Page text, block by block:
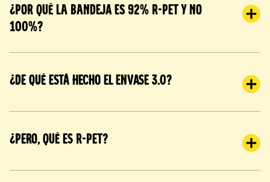
¿Por qué la bandeja es 92% R-PET y no
100%?
¿De qué está hecho el envase 3.0?
¿Pero, qué es R-PET?